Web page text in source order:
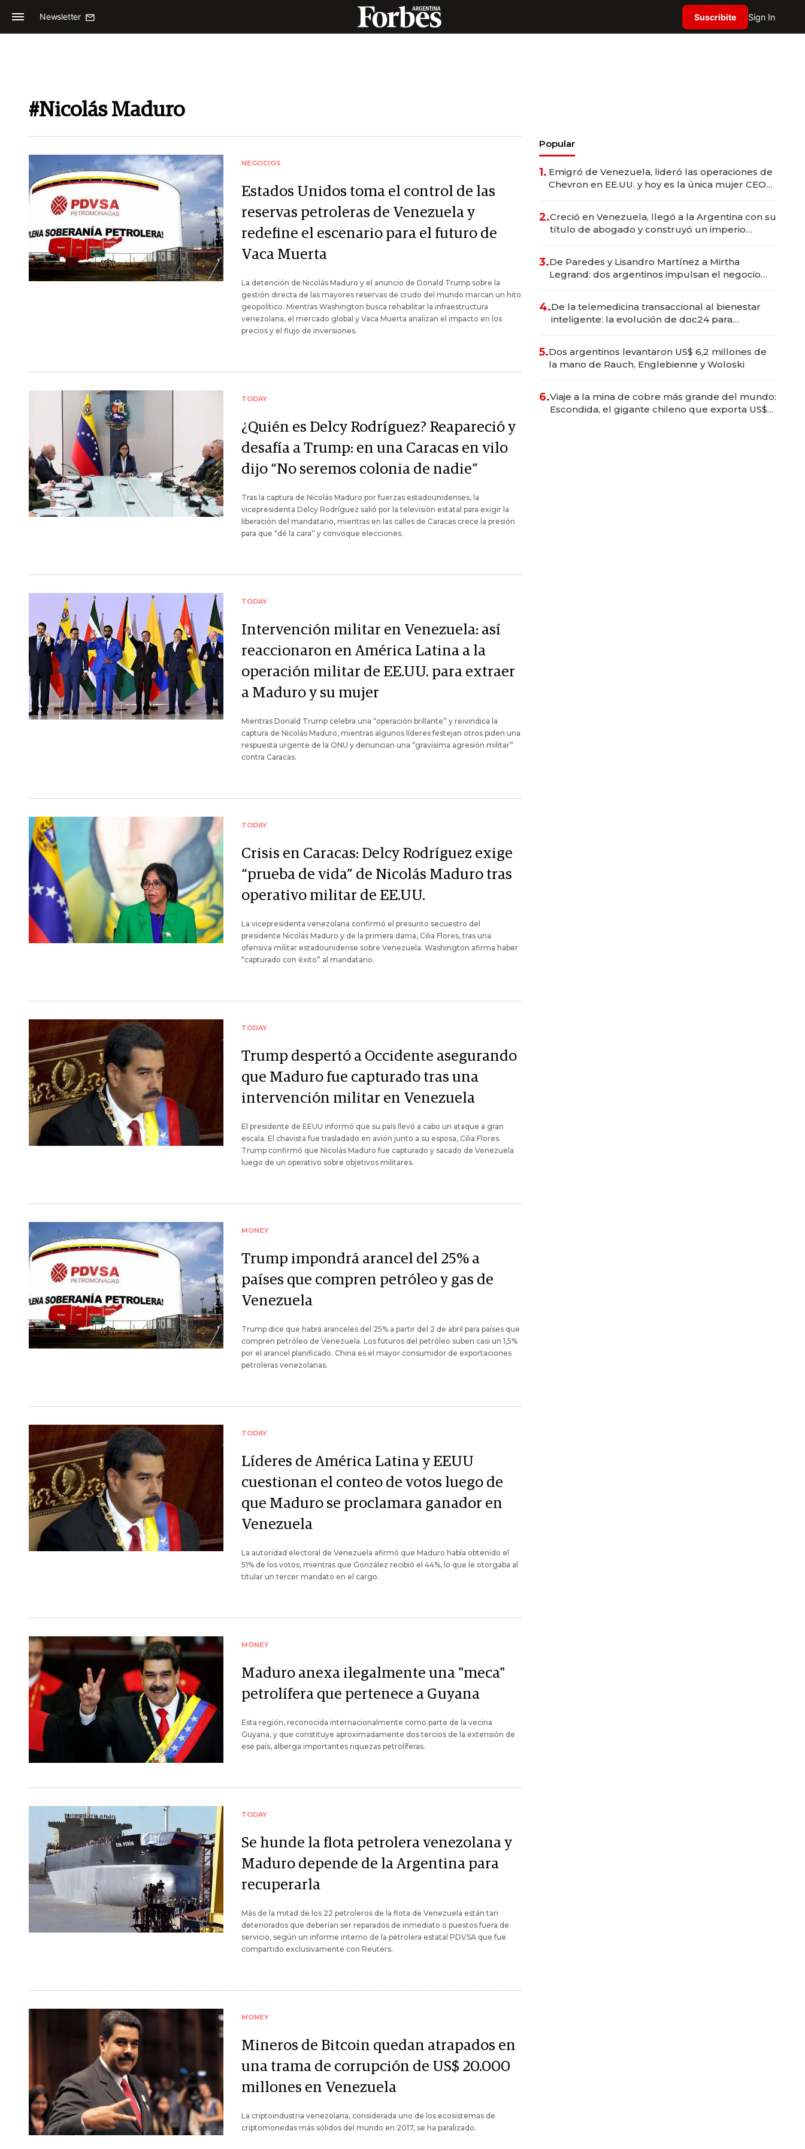
Newsletter Suscribite Sign In
#Nicolás Maduro
NEGOCIOS
Estados Unidos toma el control de las
reservas petroleras de Venezuela y
redefine el escenario para el futuro de
Vaca Muerta
La detención de Nicolás Maduro y el anuncio de Donald Trump sobre la
gestión directa de las mayores reservas de crudo del mundo marcan un hito
geopolítico. Mientras Washington busca rehabilitar la infraestructura
venezolana, el mercado global y Vaca Muerta analizan el impacto en los
precios y el flujo de inversiones.
TODAY
¿Quién es Delcy Rodríguez? Reapareció y
desafía a Trump: en una Caracas en vilo
dijo “No seremos colonia de nadie”
Tras la captura de Nicolás Maduro por fuerzas estadounidenses, la
vicepresidenta Delcy Rodríguez salió por la televisión estatal para exigir la
liberación del mandatario, mientras en las calles de Caracas crece la presión
para que “dé la cara” y convoque elecciones.
TODAY
Intervención militar en Venezuela: así
reaccionaron en América Latina a la
operación militar de EE.UU. para extraer
a Maduro y su mujer
Mientras Donald Trump celebra una “operación brillante” y reivindica la
captura de Nicolás Maduro, mientras algunos líderes festejan otros piden una
respuesta urgente de la ONU y denuncian una “gravísima agresión militar”
contra Caracas.​
TODAY
Crisis en Caracas: Delcy Rodríguez exige
“prueba de vida” de Nicolás Maduro tras
operativo militar de EE.UU.
La vicepresidenta venezolana confirmó el presunto secuestro del
presidente Nicolás Maduro y de la primera dama, Cilia Flores, tras una
ofensiva militar estadounidense sobre Venezuela. Washington afirma haber
“capturado con éxito” al mandatario.
TODAY
Trump despertó a Occidente asegurando
que Maduro fue capturado tras una
intervención militar en Venezuela
El presidente de EEUU informó que su país llevó a cabo un ataque a gran
escala. El chavista fue trasladado en avión junto a su esposa, Cilia Flores.
Trump confirmó que Nicolás Maduro fue capturado y sacado de Venezuela
luego de un operativo sobre objetivos militares.
MONEY
Trump impondrá arancel del 25% a
países que compren petróleo y gas de
Venezuela
Trump dice que habrá aranceles del 25% a partir del 2 de abril para países que
compren petróleo de Venezuela. Los futuros del petróleo suben casi un 1,5%
por el arancel planificado. China es el mayor consumidor de exportaciones
petroleras venezolanas.
TODAY
Líderes de América Latina y EEUU
cuestionan el conteo de votos luego de
que Maduro se proclamara ganador en
Venezuela
La autoridad electoral de Venezuela afirmó que Maduro había obtenido el
51% de los votos, mientras que González recibió el 44%, lo que le otorgaba al
titular un tercer mandato en el cargo.
MONEY
Maduro anexa ilegalmente una "meca"
petrolífera que pertenece a Guyana
Esta región, reconocida internacionalmente como parte de la vecina
Guyana, y que constituye aproximadamente dos tercios de la extensión de
ese país, alberga importantes riquezas petrolíferas.
TODAY
Se hunde la flota petrolera venezolana y
Maduro depende de la Argentina para
recuperarla
Más de la mitad de los 22 petroleros de la flota de Venezuela están tan
deteriorados que deberían ser reparados de inmediato o puestos fuera de
servicio, según un informe interno de la petrolera estatal PDVSA que fue
compartido exclusivamente con Reuters.
MONEY
Mineros de Bitcoin quedan atrapados en
una trama de corrupción de US$ 20.000
millones en Venezuela
La criptoindustria venezolana, considerada uno de los ecosistemas de
criptomonedas más sólidos del mundo en 2017, se ha paralizado.
Popular
1. Emigró de Venezuela, lideró las operaciones de
Chevron en EE.UU. y hoy es la única mujer CEO
2.Creció en Venezuela, llegó a la Argentina con su
título de abogado y construyó un imperio
3.De Paredes y Lisandro Martínez a Mirtha
Legrand: dos argentinos impulsan el negocio
4.De la telemedicina transaccional al bienestar
inteligente: la evolución de doc24 para
5.Dos argentinos levantaron US$ 6,2 millones de
la mano de Rauch, Englebienne y Woloski
6.Viaje a la mina de cobre más grande del mundo:
Escondida, el gigante chileno que exporta US$